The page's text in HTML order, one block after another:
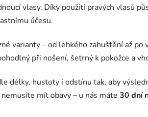
vlasy. Díky použití pravých vlasů
účesu.
varianty – od lehkého zahuštění až
při nošení, šetrný k pokožce a
délky, hustoty i odstínu tak, aby
mít obavy – u nás máte 30 dní